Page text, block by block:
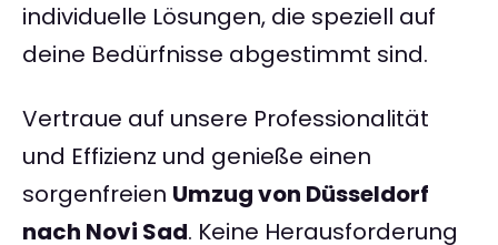
individuelle Lösungen, die speziell auf
deine Bedürfnisse abgestimmt sind.
Vertraue auf unsere Professionalität
und Effizienz und genieße einen
sorgenfreien Umzug von Düsseldorf
nach Novi Sad. Keine Herausforderung